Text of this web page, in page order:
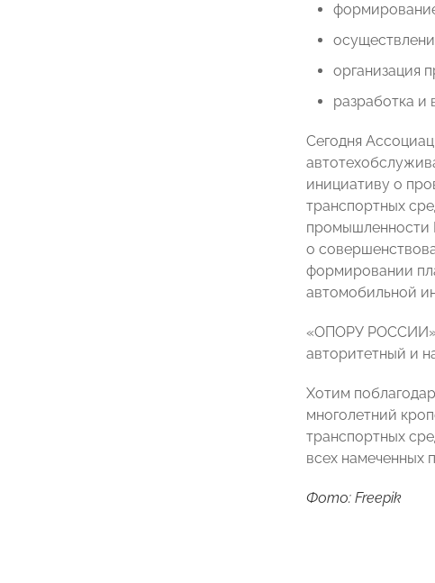
организация
разработка и
Сегодня
инициативу о
транспортных
промышленности
о
формировании
автомобильной
«ОПОРУ РОССИИ»
авторитетный и
Хотим
многолетний
транспортных
всех намеченных
Фото: Freepik